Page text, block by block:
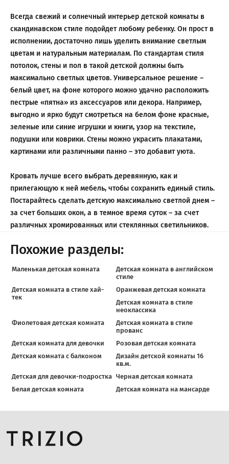
Всегда свежий и солнечный интерьер детской комнаты в
скандинавском стиле подойдет любому ребенку. Он прост в
исполнении, достаточно лишь уделить внимание светлым
цветам и натуральным материалам. По стандартам стиля
потолок, стены и пол в такой детской должны быть
максимально светлых цветов. Универсальное решение –
белый цвет, на фоне которого можно удачно расположить
пестрые «пятна» из аксессуаров или декора. Например,
выгодно и ярко будут смотреться на белом фоне красные,
зеленые или синие игрушки и книги, узор на текстиле,
подушки или коврики. Стены можно украсить плакатами,
картинами или различными панно – это добавит уюта.
Кровать лучше всего выбрать деревянную, как и
прилегающую к ней мебель, чтобы сохранить единый стиль.
Постарайтесь сделать детскую максимально светлой днем –
за счет больших окон, а в темное время суток – за счет
различных хромированных или стеклянных светильников.
Похожие разделы:
Маленькая детская комната
Детская комната в английском
стиле
Детская комната в стиле хай-
тек
Оранжевая детская комната
Детская комната в стиле
неоклассика
Фиолетовая детская комната
Детская комната в стиле
прованс
Детская комната для девочки
Розовая детская комната
Детская комната с балконом
Дизайн детской комнаты 16
кв.м.
Детская для девочки-подростка Черная детская комната
Белая детская комната
Детская комната на мансарде